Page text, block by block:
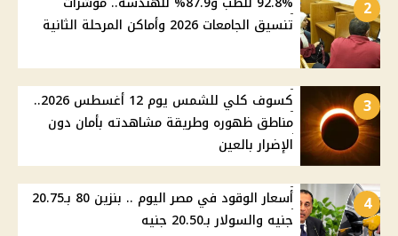
2
تنسيق الجامعات 2026 وأماكن المرحلة الثانية
3
كسوف كلي للشمس يوم 12 أغسطس 2026..
مناطق ظهوره وطريقة مشاهدته بأمان دون
الإضرار بالعين
4
أسعار الوقود في مصر اليوم .. بنزين 80 بـ20.75
جنيه والسولار بـ20.50 جنيه